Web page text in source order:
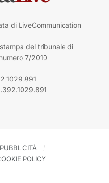
di LiveCommunication
del tribunale di
7/2010
PUBBLICITÀ
POLICY